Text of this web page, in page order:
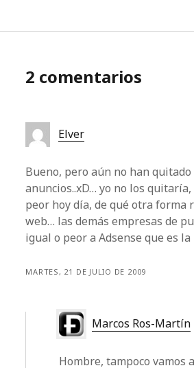
2 comentarios
Elver
Bueno, pero aún no han quitado
anuncios..xD… yo no los
peor hoy día, de qué otra
web… las demás empresas de
igual o peor a Adsense que es
MARTES, 21 DE JULIO DE 2009
Marcos Ros-Martín
Hombre, tampoco vamos